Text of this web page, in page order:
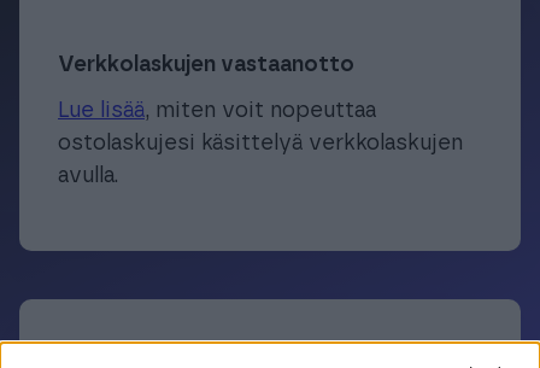
Verkkolaskujen vastaanotto
Lue lisää, miten voit nopeuttaa
ostolaskujesi käsittelyä verkkolaskujen
avulla.